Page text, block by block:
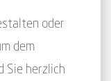
oder
dem
Sie herzlich